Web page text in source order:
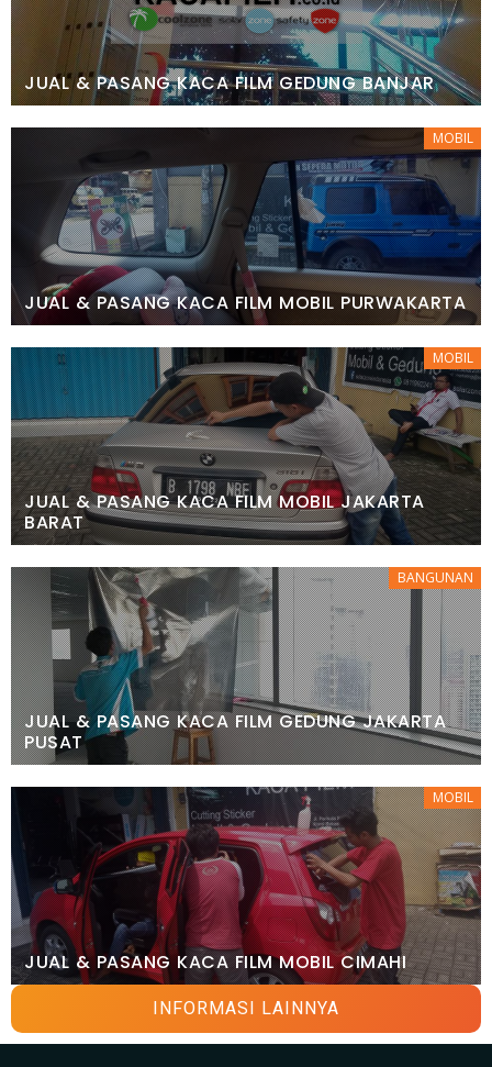
JUAL & PASANG KACA FILM GEDUNG BANJAR
MOBIL
JUAL & PASANG KACA FILM MOBIL PURWAKARTA
MOBIL
JUAL & PASANG KACA FILM MOBIL JAKARTA
BARAT
BANGUNAN
JUAL & PASANG KACA FILM GEDUNG JAKARTA
PUSAT
MOBIL
JUAL & PASANG KACA FILM MOBIL CIMAHI
INFORMASI LAINNYA